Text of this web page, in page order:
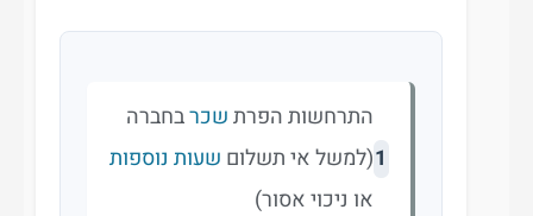
1
התרחשות הפרתשכרבחברה
(למשל אי תשלום שעות נוספות
או ניכוי אסור)